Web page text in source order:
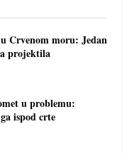
Crvenom moru: Jedan
projektila
u problemu:
ispod crte